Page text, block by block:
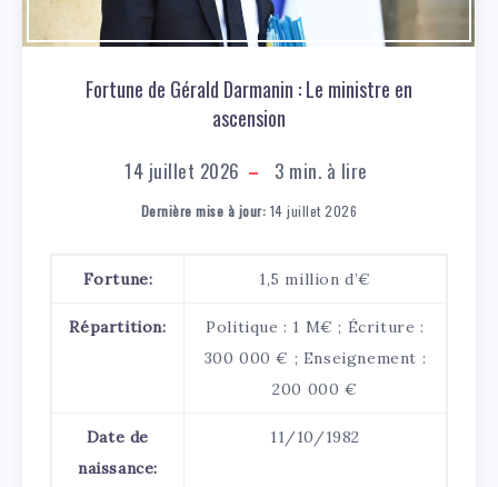
Fortune de Gérald Darmanin : Le ministre en
ascension
14 juillet 2026 3 min. à lire
Dernière mise à jour: 14 juillet 2026
Fortune: 1,5 million d’€
Répartition:
Politique : 1 M€ ; Écriture :
300 000 € ; Enseignement :
200 000 €
Date de
naissance:
11/10/1982